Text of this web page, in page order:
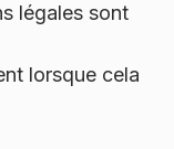
légales sont
lorsque cela